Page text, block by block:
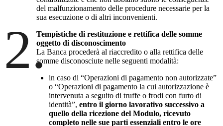
del malfunzionamento delle procedure necessarie per la
sua esecuzione o di altri inconvenienti.
2.Tempistiche di restituzione e rettifica delle somme
oggetto di disconoscimento
La Banca procederà al riaccredito o alla rettifica delle
somme disconosciute nelle seguenti modalità:
in caso di “Operazioni di pagamento non autorizzate”
o “Operazioni di pagamento la cui autorizzazione è
intervenuta a seguito di truffe o frodi con furto di
identità”, entro il giorno lavorativo successivo a
quello della ricezione del Modulo, ricevuto
completo nelle sue parti essenziali entro le ore